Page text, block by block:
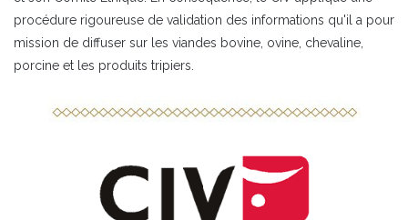
procédure rigoureuse de validation des informations qu'il a pour
mission de diffuser sur les viandes bovine, ovine, chevaline,
porcine et les produits tripiers.